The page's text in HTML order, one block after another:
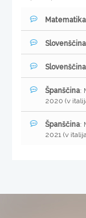
Matematika
Slovenščina
Slovenščina
Španščina:
2020 (v
Španščina:
2021 (v